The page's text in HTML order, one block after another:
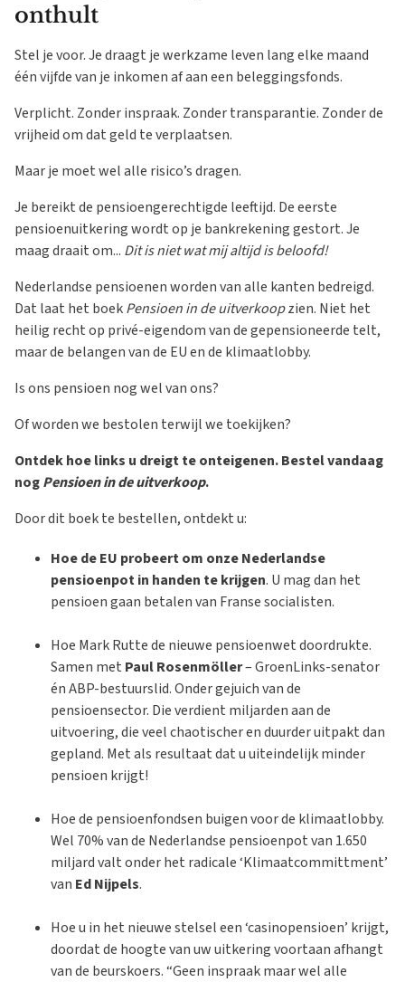
onthult
Stel je voor. Je draagt je werkzame leven lang elke maand
één vijfde van je inkomen af aan een beleggingsfonds.
Verplicht. Zonder inspraak. Zonder transparantie. Zonder de
vrijheid om dat geld te verplaatsen.
Maar je moet wel alle risico’s dragen.
Je bereikt de pensioengerechtigde leeftijd. De eerste
pensioenuitkering wordt op je bankrekening gestort. Je
maag draait om... Dit is niet wat mij altijd is beloofd!
Nederlandse pensioenen worden van alle kanten bedreigd.
Dat laat het boekPensioen in de uitverkoopzien. Niet het
heilig recht op privé-eigendom van de gepensioneerde telt,
maar de belangen van de EU en de klimaatlobby.
Is ons pensioen nog wel van ons?
Of worden we bestolen terwijl we toekijken?
Ontdek hoe links u dreigt te onteigenen. Bestel vandaag
nogPensioen in de uitverkoop.
Door dit boek te bestellen, ontdekt u:
Hoe de EU probeert om onze Nederlandse
pensioenpot in handen te krijgen. U mag dan het
pensioen gaan betalen van Franse socialisten.
Hoe Mark Rutte de nieuwe pensioenwet doordrukte.
Samen met Paul Rosenmöller– GroenLinks-senator
én ABP-bestuurslid. Onder gejuich van de
pensioensector. Die verdient miljarden aan de
uitvoering, die veel chaotischer en duurder uitpakt dan
gepland. Met als resultaat dat u uiteindelijk minder
pensioen krijgt!
Hoe de pensioenfondsen buigen voor de klimaatlobby.
Wel 70% van de Nederlandse pensioenpot van 1.650
miljard valt onder het radicale ‘Klimaatcommittment’
van Ed Nijpels.
Hoe u in het nieuwe stelsel een ‘casinopensioen’ krijgt,
doordat de hoogte van uw uitkering voortaan afhangt
van de beurskoers. “Geen inspraak maar wel alle